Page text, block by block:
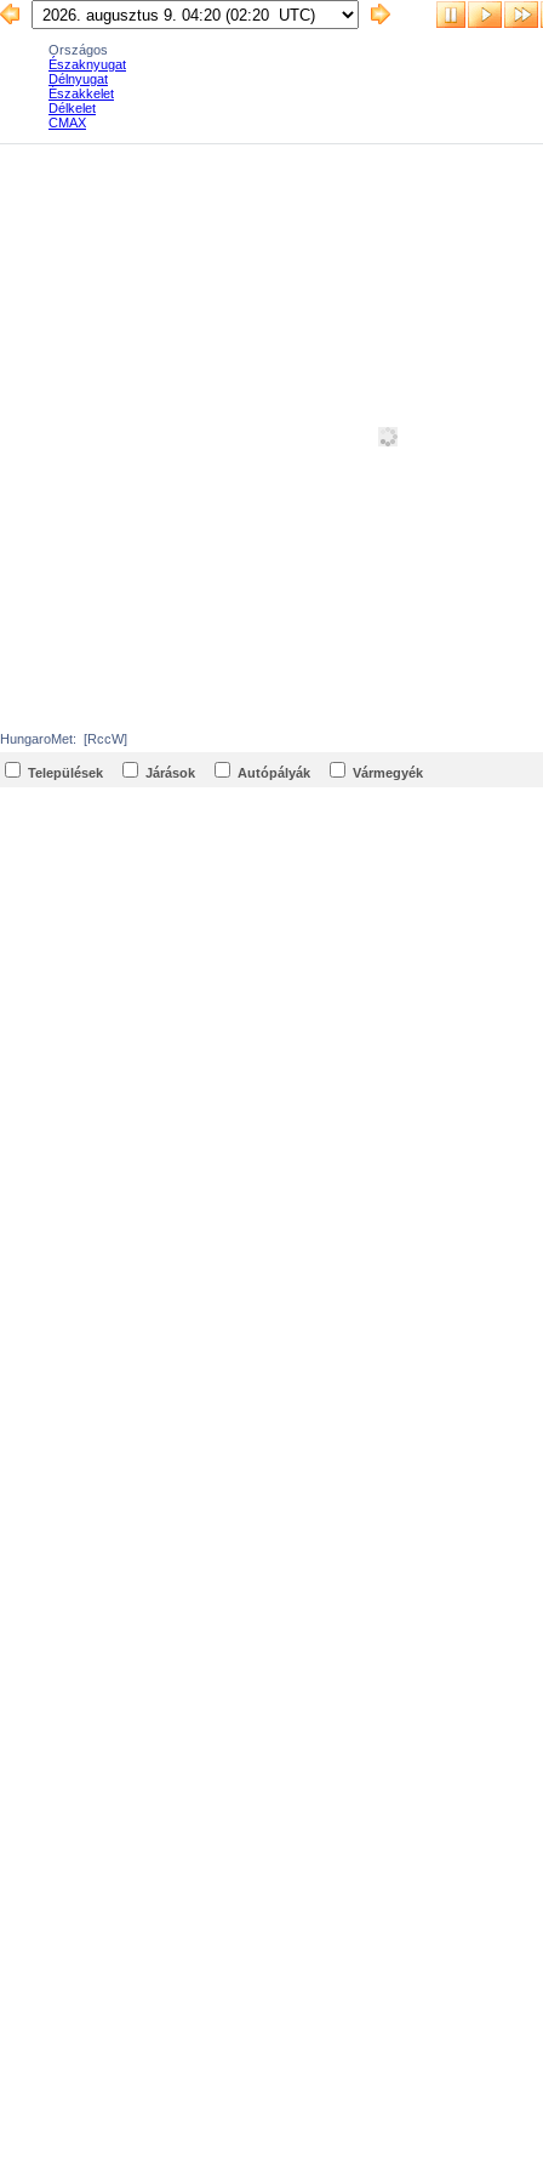
Országos
Északnyugat
Délnyugat
Északkelet
Délkelet
CMAX
HungaroMet: [RccW]
Települések Járások Autópályák Vármegyék